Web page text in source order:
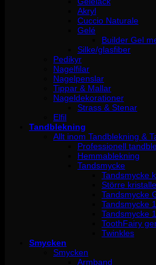
Akryl
Cuccio Naturale
Gelé
Builder Gel
Silke/glasfiber
Pedikyr
Nagelfilar
Nagelpenslar
Tippar & Mallar
Nageldekorationer
Strass & Stenar
Elfil
Tandblekning
Allt inom Tandblekning &
Professionell
Hemmablekning
Tandsmycke
Tandsmycke
Större
Tandsmycke
Tandsmycke
Tandsmycke
ToothFairy
Twinkles
Smycken
Smycken
Armband